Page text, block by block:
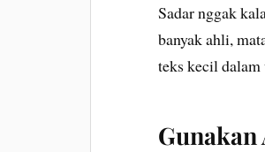
Sadar nggak
banyak ahli,
teks kecil